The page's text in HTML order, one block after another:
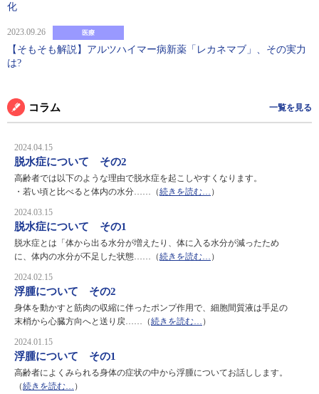
化
2023.09.26 医療
【そもそも解説】アルツハイマー病新薬「レカネマブ」、その実力
は?
コラム 一覧を見る
2024.04.15
脱水症について その2
高齢者では以下のような理由で脱水症を起こしやすくなります。
・若い頃と比べると体内の水分……（続きを読む… ）
2024.03.15
脱水症について その1
脱水症とは「体から出る水分が増えたり、体に入る水分が減ったため
に、体内の水分が不足した状態……（続きを読む… ）
2024.02.15
浮腫について その2
身体を動かすと筋肉の収縮に伴ったポンプ作用で、細胞間質液は手足の
末梢から心臓方向へと送り戻……（続きを読む… ）
2024.01.15
浮腫について その1
高齢者によくみられる身体の症状の中から浮腫についてお話しします。
（続きを読む… ）